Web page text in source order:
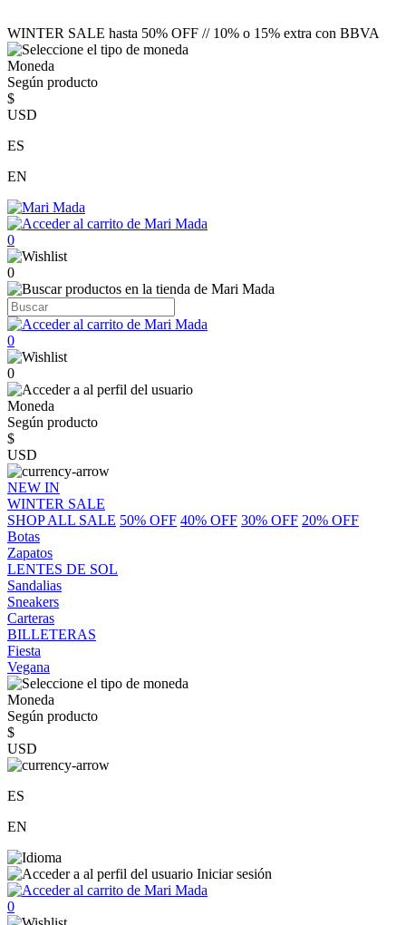
WINTER SALE hasta 50% OFF // 10% o 15% extra con BBVA
Moneda
Según producto
$
USD
ES
EN
0
0
0
0
Moneda
Según producto
$
USD
NEW IN
WINTER SALE
SHOP ALL SALE 50% OFF 40% OFF 30% OFF 20% OFF
Botas
Zapatos
LENTES DE SOL
Sandalias
Sneakers
Carteras
BILLETERAS
Fiesta
Vegana
Moneda
Según producto
$
USD
ES
EN
Iniciar sesión
0